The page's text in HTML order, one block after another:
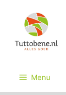
inhoud
Menu